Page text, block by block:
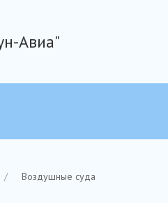
Авиа"
Воздушные суда